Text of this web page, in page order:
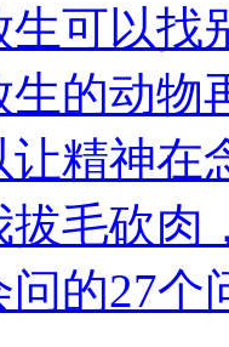
可以找
的动物
精神在
毛砍肉
的27个